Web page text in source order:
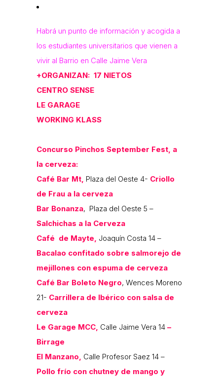
Habrá un punto de información y acogida a
los estudiantes universitarios que vienen a
vivir al Barrio en Calle Jaime Vera
+ORGANIZAN: 17 NIETOS
CENTRO SENSE
LE GARAGE
WORKING KLASS
Concurso Pinchos September Fest, a
la cerveza:
Café Bar Mt, Plaza del Oeste 4- Criollo
de Frau a la cerveza
Bar Bonanza, Plaza del Oeste 5 –
Salchichas a la Cerveza
Café de Mayte, Joaquín Costa 14 –
Bacalao confitado sobre salmorejo de
mejillones con espuma de cerveza
Café Bar Boleto Negro, Wences Moreno
21- Carrillera de Ibérico con salsa de
cerveza
Le Garage MCC, Calle Jaime Vera 14 –
Birrage
El Manzano, Calle Profesor Saez 14 –
Pollo frío con chutney de mango y